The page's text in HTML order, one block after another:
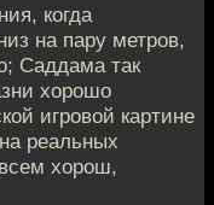
когда
на пару метров,
Саддама так
хорошо
игровой картине
реальных
хорош,